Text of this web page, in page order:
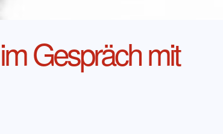
Gespräch mit